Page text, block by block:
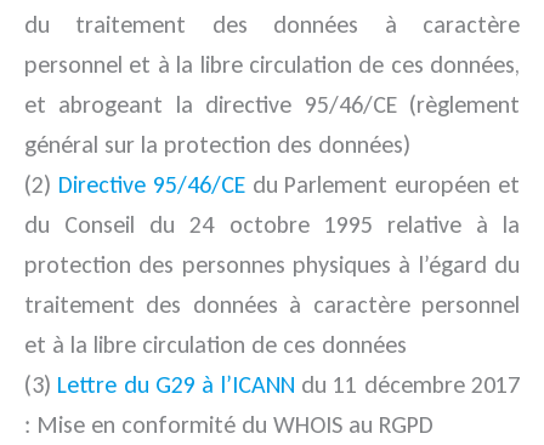
du traitement des données à caractère
personnel et à la libre circulation de ces données,
et abrogeant la directive 95/46/CE (règlement
général sur la protection des données)
(2) Directive 95/46/CEdu Parlement européen et
du Conseil du 24 octobre 1995 relative à la
protection des personnes physiques à l’égard du
traitement des données à caractère personnel
et à la libre circulation de ces données
(3) Lettre du G29 à l’ICANN du 11 décembre 2017
: Mise en conformité du WHOIS au RGPD